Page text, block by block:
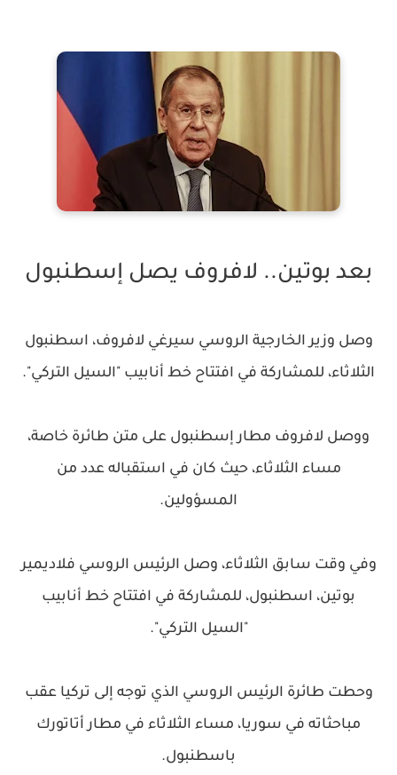
بعد بوتين.. لافروف يصل إسطنبول
وصل وزير الخارجية الروسي سيرغي لافروف، اسطنبول
الثلاثاء، للمشاركة في افتتاح خط أنابيب "السيل التركي".
ووصل لافروف مطار إسطنبول على متن طائرة خاصة،
مساء الثلاثاء، حيث كان في استقباله عدد من
المسؤولين.
وفي وقت سابق الثلاثاء، وصل الرئيس الروسي فلاديمير
بوتين، اسطنبول، للمشاركة في افتتاح خط أنابيب
"السيل التركي".
وحطت طائرة الرئيس الروسي الذي توجه إلى تركيا عقب
مباحثاته في سوريا، مساء الثلاثاء في مطار أتاتورك
باسطنبول.